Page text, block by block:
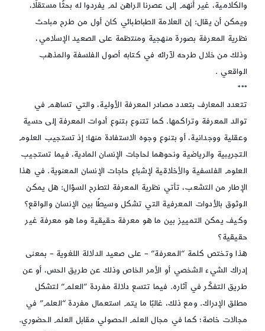
والكلامية، غير أنهم إلى عصرنا الراهن لم يفردوا له بحثًا مستقلًّا،
ويمكن أن يقال: إن العلامة الطباطبائي كان أول من طرح مباحث
نظرية المعرفة بصورة منهجية ومنتظمة على الصعيد الإسلامي،
وذلك من خلال طرحه لآرائه في كتابه أصول الفلسفة والمذهب
الواقعي .
***
تتعدد المعارف بتعدد مصادر المعرفة الأولية، والتي تساهم في
توالد المعرفة وتراكمها. كما تتنوع بتنوع أدوات المعرفة إلى حسية
وعقلية ووجدانية، أو بتنوع وجوه الاستفادة منها؛ إذ تستجيب العلوم
التجريبية والرياضية ونحوهما لحاجات الإنسان المادية، فيما تستجيب
العلوم الفلسفية والأخلاقية لإشباع حاجات الإنسان المعنوية. في هذا
الإطار من التشعب، تأتي نظرية المعرفة لتطرح السؤال: هل يمكن
الوثوق بالأدوات المعرفية التي تشكل وسيطًا بين الإنسان والواقع؟
وكيف يمكن التمييز بين ما هو معرفة حقيقية وما هو معرفة غير
حقيقية؟
هذا وتختص كلمة “المعرفة” – على صعيد الدلالة اللغوية – بمعنى
إدراك الشيء الشخصي أو الأمر الخاص وذلك عن طريق الحس، أو عن
طريق التفكّر في آثاره. فيما تتسع دلالة مفردة “العلم” لتشكل
مطلق الإدراك. ومع ذلك، غالبًا ما يتم استعمال مفردة “العلم” في
مجالات خاصة؛ كما في مجال العلم الحصولي مقابل العلم الحضوري.